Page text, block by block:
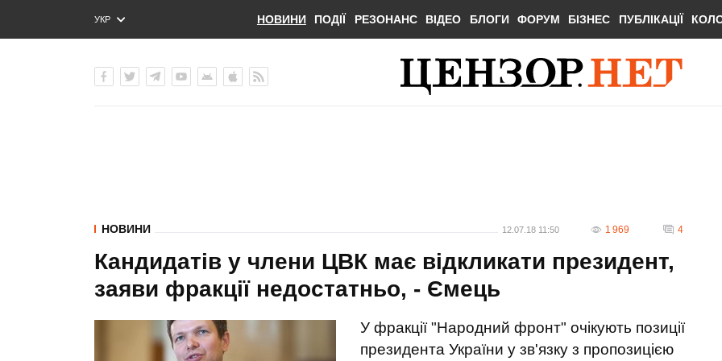
УКР
ENG
НОВИНИ ПОДІЇ РЕЗОНАНС ВІДЕО БЛОГИ ФОРУМ БІЗНЕС ПУБЛІКАЦІЇ
НОВИНИ 12.07.18 11:50 1 969 4
Кандидатів у члени ЦВК має відкликати президент,
заяви фракції недостатньо, - Ємець
У фракції "Народний фронт" очікують позиції
президента України у зв'язку з пропозицією